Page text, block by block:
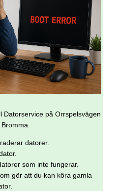
Datorservice på Orrspelsvägen
datorer.
som inte fungerar.
gör att du kan köra gamla